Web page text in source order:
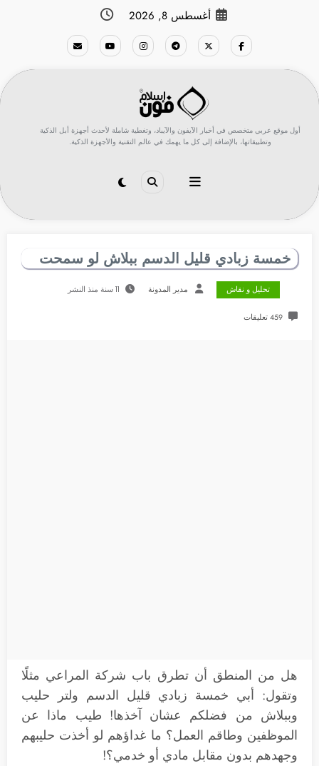
أغسطس 8, 2026
أول موقع عربي متخصص في أخبار الآيفون والآيباد، وتغطية شاملة لأحدث أجهزة أبل الذكية
وتطبيقاتها، بالإضافة إلى كل ما يهمك في عالم التقنية والأجهزة الذكية.
خمسة زبادي قليل الدسم ببلاش لو سمحت
تحليل و نقاش مدير المدونة 11 سنة منذ النشر
459 تعليقات
هل من المنطق أن تطرق باب شركة المراعي مثلًا
وتقول: أبي خمسة زبادي قليل الدسم ولتر حليب
وببلاش من فضلكم عشان آخذها! طيب ماذا عن
الموظفين وطاقم العمل؟ ما غداؤهم لو أخذت حليبهم
وجهدهم بدون مقابل مادي أو خدمي؟!